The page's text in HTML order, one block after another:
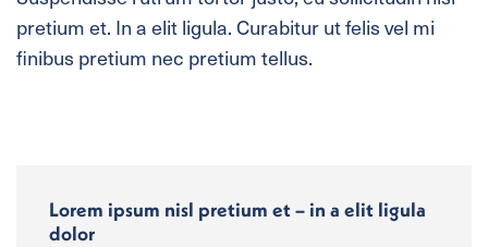
pretium et. In a elit ligula. Curabitur ut felis vel mi
finibus pretium nec pretium tellus.
Lorem ipsum nisl pretium et – in a elit ligula
dolor